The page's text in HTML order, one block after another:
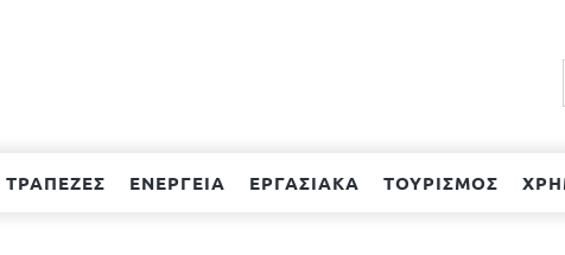
ΤΡΑΠΕΖΕΣ ΕΝΕΡΓΕΙΑ ΕΡΓΑΣΙΑΚΑ ΤΟΥΡΙΣΜΟΣ